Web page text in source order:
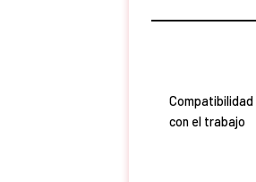
Compatibilidad
con el trabajo